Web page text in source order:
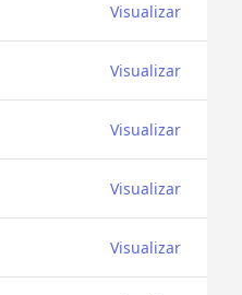
Visualizar
Visualizar
Visualizar
Visualizar
Visualizar